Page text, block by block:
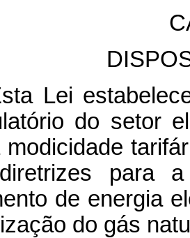
Lei
do setor
modicidade
para a
de energia
do gás